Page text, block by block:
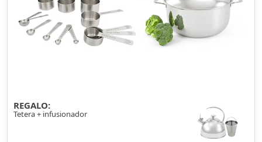
REGALO:
Tetera + infusionador